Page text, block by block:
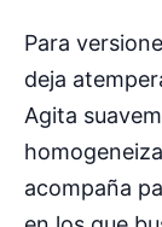
Para
deja
Agita
acompaña